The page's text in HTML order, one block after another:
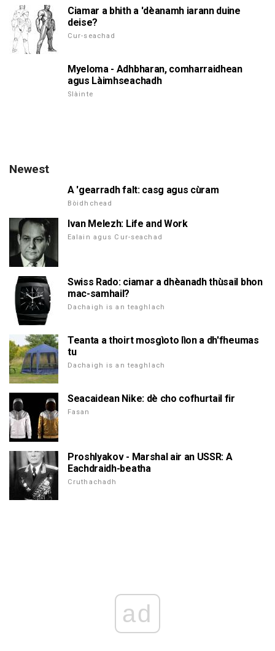
Ciamar a bhith a 'dèanamh iarann duine
deise?
Cur-seachad
Myeloma - Adhbharan, comharraidhean
agus Làimhseachadh
Slàinte
Newest
A 'gearradh falt: casg agus cùram
Bòidhchead
Ivan Melezh: Life and Work
Ealain agus Cur-seachad
Swiss Rado: ciamar a dhèanadh thùsail bhon
mac-samhail?
Dachaigh is an teaghlach
Teanta a thoirt mosgìoto lìon a dh'fheumas
tu
Dachaigh is an teaghlach
Seacaidean Nike: dè cho cofhurtail fir
Fasan
Proshlyakov - Marshal air an USSR: A
Eachdraidh-beatha
Cruthachadh
ad